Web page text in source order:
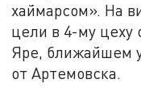
хаймарсом». На
цели в 4-му цеху
Яре, ближайшем
от Артемовска.